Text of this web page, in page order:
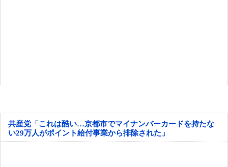
共産党「これは酷い…京都市でマイナンバーカードを持たな
い29万人がポイント給付事業から排除された」